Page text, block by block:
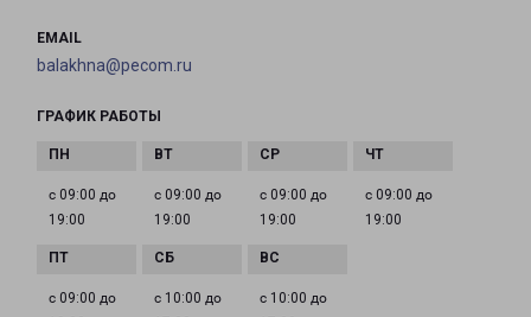
EMAIL
balakhna@pecom.ru
ГРАФИК РАБОТЫ
с 09:00 до
19:00
с 09:00 до
19:00
с 09:00 до
19:00
с 09:00 до
19:00
с 09:00 до
с 10:00 до
с 10:00 до